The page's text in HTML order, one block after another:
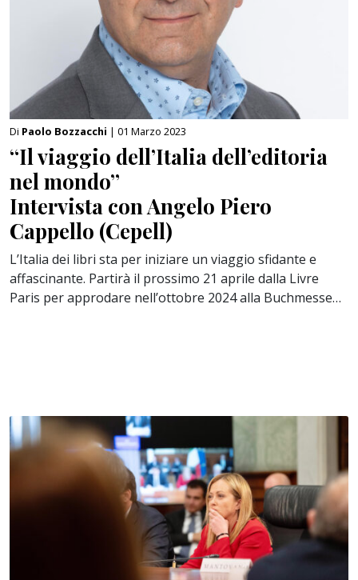
Di Paolo Bozzacchi | 01 Marzo 2023
“Il viaggio dell’Italia dell’editoria
nel mondo”
Intervista con Angelo Piero
Cappello (Cepell)
L’Italia dei libri sta per iniziare un viaggio sfidante e
affascinante. Partirà il prossimo 21 aprile dalla Livre
Paris per approdare nell’ottobre 2024 alla Buchmesse…